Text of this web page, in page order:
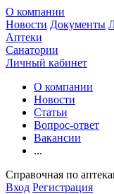
О компании
Новости Документы
Аптеки
Санатории
Личный кабинет
О компании
Новости
Статьи
Вопрос-ответ
Вакансии
...
Справочная по
Вход Регистрация